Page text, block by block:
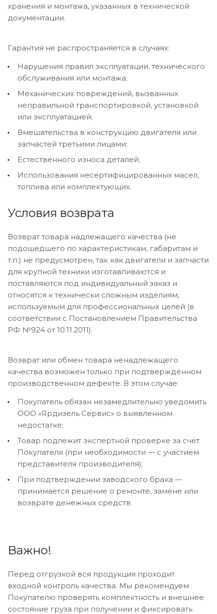
хранения и монтажа, указанных в технической
документации.
Гарантия не распространяется в случаях:
Нарушения правил эксплуатации, технического
обслуживания или монтажа;
Механических повреждений, вызванных
неправильной транспортировкой, установкой
или эксплуатацией;
Вмешательства в конструкцию двигателя или
запчастей третьими лицами;
Естественного износа деталей;
Использования несертифицированных масел,
топлива или комплектующих.
Условия возврата
Возврат товара надлежащего качества (не
подошедшего по характеристикам, габаритам и
т.п.) не предусмотрен, так как двигатели и запчасти
для крупной техники изготавливаются и
поставляются под индивидуальный заказ и
относятся к технически сложным изделиям,
используемым для профессиональных целей (в
соответствии с Постановлением Правительства
РФ №924 от 10.11.2011).
Возврат или обмен товара ненадлежащего
качества возможен только при подтверждённом
производственном дефекте. В этом случае:
Покупатель обязан незамедлительно уведомить
ООО «Ярдизель Сервис» о выявленном
недостатке;
Товар подлежит экспертной проверке за счёт
Покупателя (при необходимости — с участием
представителя производителя);
При подтверждении заводского брака —
принимается решение о ремонте, замене или
возврате денежных средств.
Важно!
Перед отгрузкой вся продукция проходит
входной контроль качества. Мы рекомендуем
Покупателю проверять комплектность и внешнее
состояние груза при получении и фиксировать